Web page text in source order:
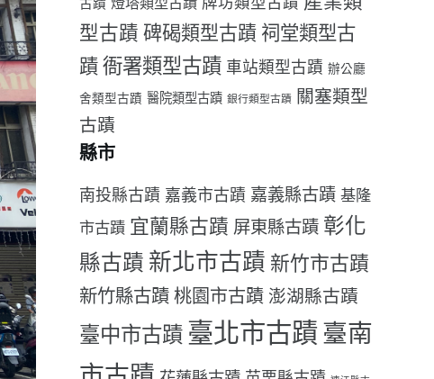
古蹟
型古蹟 碑碣類型古蹟 祠堂類型古
蹟 衙署類型古蹟 車站類型古蹟 辦公廳
舍類型古蹟 醫院類型古蹟 銀行類型古蹟 關塞類型
古蹟
縣市
南投縣古蹟 嘉義市古蹟 嘉義縣古蹟 基隆
市古蹟 宜蘭縣古蹟 屏東縣古蹟 彰化
縣古蹟 新北市古蹟 新竹市古蹟
新竹縣古蹟 桃園市古蹟 澎湖縣古蹟
臺中市古蹟 臺北市古蹟臺南